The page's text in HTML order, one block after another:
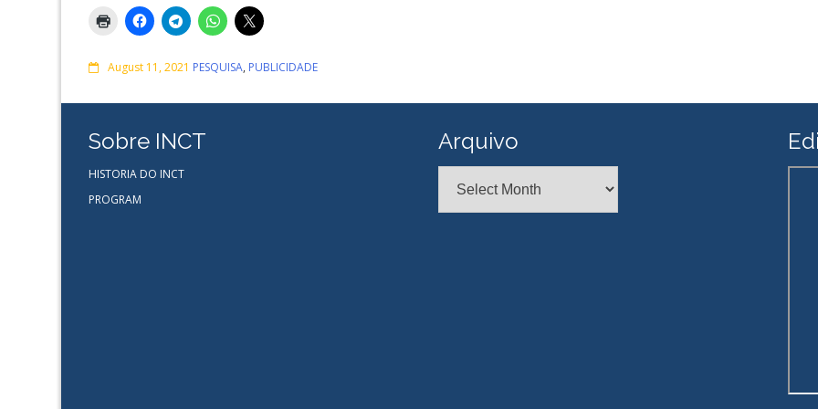
August 11, 2021 Comments
PESQUISA, PUBLICIDADE
Sobre INCT
HISTORIA DO INCT
PROGRAM
Arquivo